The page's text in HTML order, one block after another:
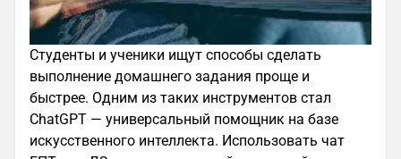
Студенты и ученики ищут способы сделать
выполнение домашнего задания проще и
быстрее. Одним из таких инструментов стал
ChatGPT — универсальный помощник на базе
искусственного интеллекта. Использовать чат